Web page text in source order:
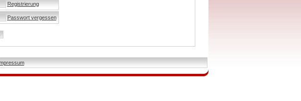
Registrierung
Passwort vergessen